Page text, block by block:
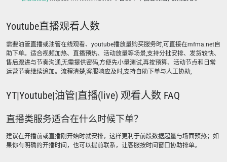
Youtube直播观看人数
需要油管直播或油管在线观看、youtube播放量购买服务时,可直接在mfma.net自
助下单。适合视频加热、直播预热、活动放量等场景,支持分批安排、发货较快、
售后跟进与节奏沟通,无需提供密码,方便先小量测试,再按预算、活动节点和日常
运营节奏继续追加。流程清楚,客服响应及时,支持自助下单与人工协助,
YT|Youtube|油管|直播(live) 观看人数 FAQ
直播类服务适合在什么时候下单？
建议在开播前或直播刚开始时就安排，这样更利于前段数据起量与场面预热；如
果你有明确的开播时间，也可以提前联系，让客服按时间窗口协助排单。